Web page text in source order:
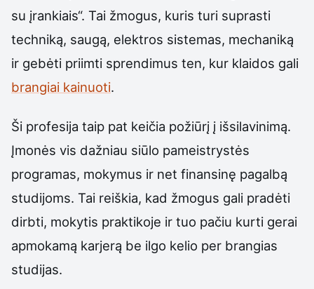
su įrankiais“. Tai žmogus, kuris turi suprasti
techniką, saugą, elektros sistemas, mechaniką
ir gebėti priimti sprendimus ten, kur klaidos gali
brangiai kainuoti.
Ši profesija taip pat keičia požiūrį į išsilavinimą.
Įmonės vis dažniau siūlo pameistrystės
programas, mokymus ir net finansinę pagalbą
studijoms. Tai reiškia, kad žmogus gali pradėti
dirbti, mokytis praktikoje ir tuo pačiu kurti gerai
apmokamą karjerą be ilgo kelio per brangias
studijas.